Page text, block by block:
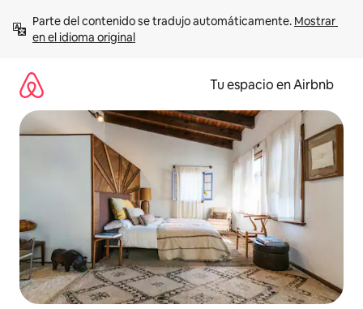
contenido
Parte del contenido se tradujo automáticamente. Mostrar
en el idioma original
Tu espacio en Airbnb